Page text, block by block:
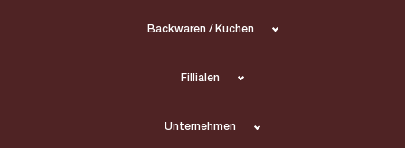
Backwaren / Kuchen
Fillialen
Unternehmen